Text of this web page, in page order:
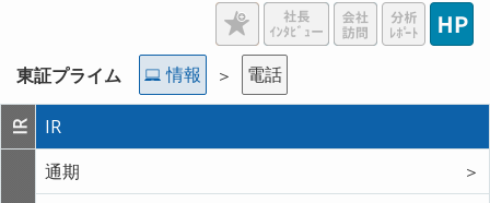
東証プライム 情報 ＞ 電話
IR IR
通期
＞